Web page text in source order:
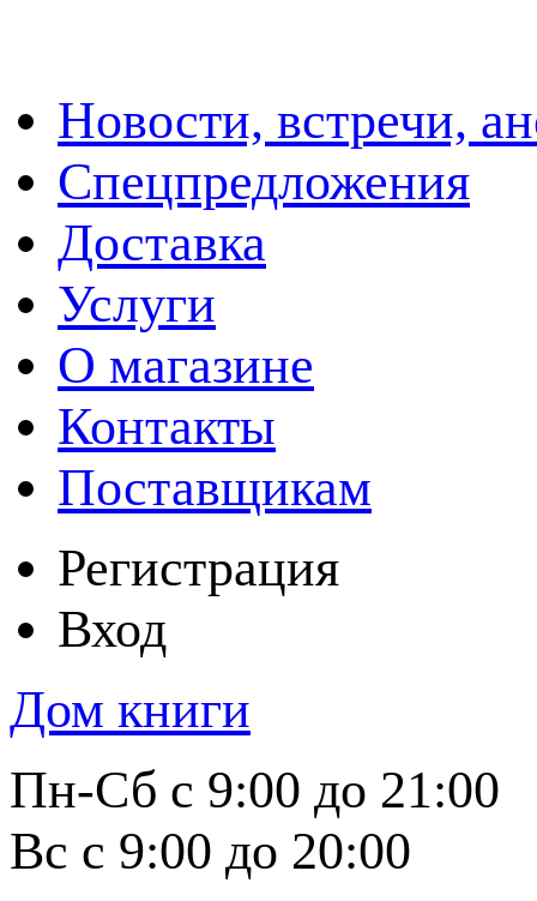
Новости, встречи,
Спецпредложения
Доставка
Услуги
О магазине
Контакты
Поставщикам
Регистрация
Вход
Дом книги
Пн-Сб с 9:00 до 21:00
Вс с 9:00 до 20:00